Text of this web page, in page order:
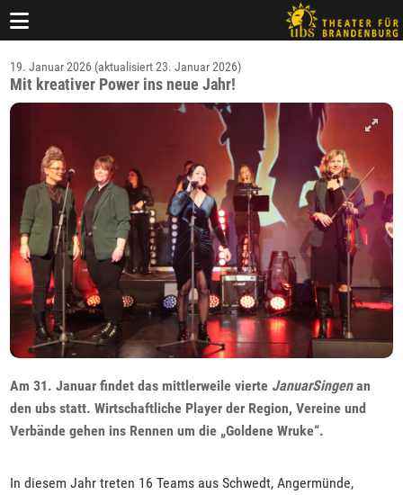
19. Januar 2026 (aktualisiert 23. Januar 2026)
Mit kreativer Power ins neue Jahr!
Am 31. Januar findet das mittlerweile vierte JanuarSingenan
den ubs statt. Wirtschaftliche Player der Region, Vereine und
Verbände gehen ins Rennen um die „Goldene Wruke“.
In diesem Jahr treten 16 Teams aus Schwedt, Angermünde,